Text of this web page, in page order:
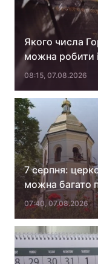
Україна
Економіка
Спорт
Техно і зв'язок
Зброя
Здоров'я
Якого числа
можна робити
08:15, 07.08.2026
7 серпня:
можна багато
07:40, 07.08.2026